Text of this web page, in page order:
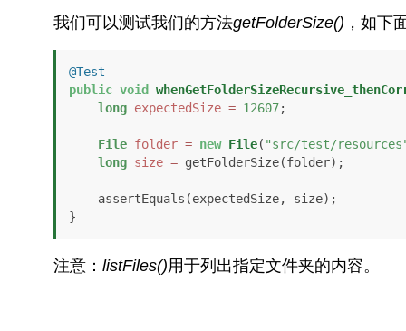
我们可以测试我们的方法getFolderSize() ，如下
@Test
public void
long expectedSize = 12607;
File folder = new File( "src/test/
long size = getFolderSize(folder);
}
注意： listFiles()用于列出指定文件夹的内容。